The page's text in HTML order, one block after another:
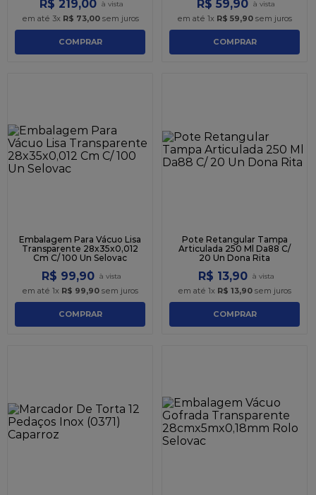
R$ 219,00
em até 3x R$ 73,00sem juros
COMPRAR
R$ 59,90
em até 1x R$ 59,90 sem juros
COMPRAR
Embalagem Para Vácuo Lisa
Transparente 28x35x0,012
Cm C/ 100 Un Selovac
R$ 99,90
em até 1x R$ 99,90 sem juros
COMPRAR
Pote Retangular Tampa
Articulada 250 Ml Da88 C/
20 Un Dona Rita
R$ 13,90
em até 1x R$ 13,90 sem juros
COMPRAR